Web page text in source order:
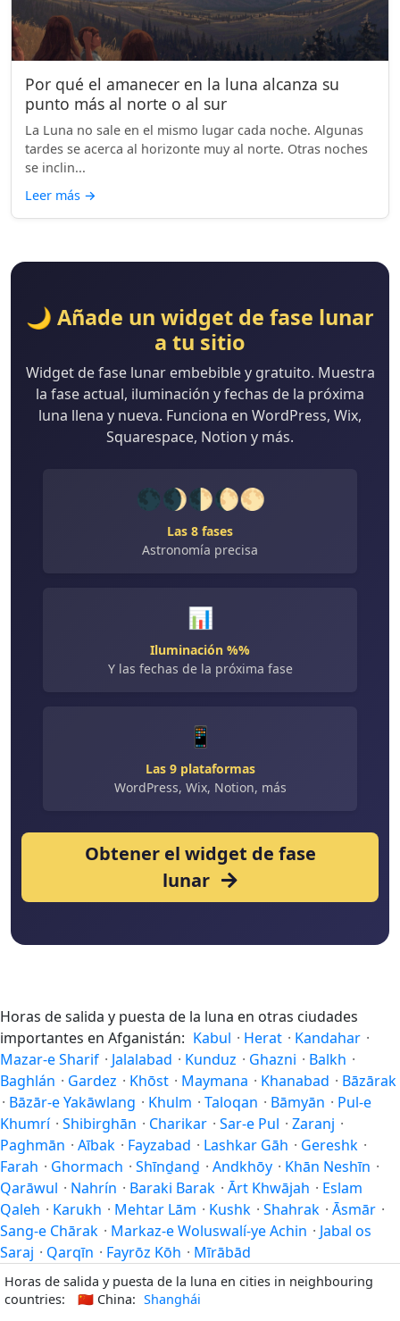
Por qué el amanecer en la luna alcanza su
punto más al norte o al sur
La Luna no sale en el mismo lugar cada noche. Algunas
tardes se acerca al horizonte muy al norte. Otras noches
se inclin...
Leer más →
🌙 Añade un widget de fase lunar
a tu sitio
Widget de fase lunar embebible y gratuito. Muestra
la fase actual, iluminación y fechas de la próxima
luna llena y nueva. Funciona en WordPress, Wix,
Squarespace, Notion y más.
🌑🌒🌓🌔🌕
Las 8 fases
Astronomía precisa
📊
Iluminación %%
Y las fechas de la próxima fase
📱
Las 9 plataformas
WordPress, Wix, Notion, más
Obtener el widget de fase
lunar
Horas de salida y puesta de la luna en otras ciudades
importantes en Afganistán: Kabul · Herat · Kandahar ·
Mazar-e Sharif · Jalalabad · Kunduz · Ghazni · Balkh ·
Baghlán · Gardez · Khōst · Maymana · Khanabad · Bāzārak
· Bāzār-e Yakāwlang · Khulm · Taloqan · Bāmyān · Pul-e
Khumrí · Shibirghān · Charikar · Sar-e Pul · Zaranj ·
Paghmān · Aībak · Fayzabad · Lashkar Gāh · Gereshk ·
Farah · Ghormach · Shīnḏanḏ · Andkhōy · Khān Neshīn ·
Qarāwul · Nahrín · Baraki Barak · Ārt Khwājah · Eslam
Qaleh · Karukh · Mehtar Lām · Kushk · Shahrak · Āsmār ·
Sang-e Chārak · Markaz-e Woluswalí-ye Achin · Jabal os
Saraj · Qarqīn · Fayrōz Kōh · Mīrābād
Horas de salida y puesta de la luna en cities in neighbouring
countries:
🇨🇳 China: Shanghái